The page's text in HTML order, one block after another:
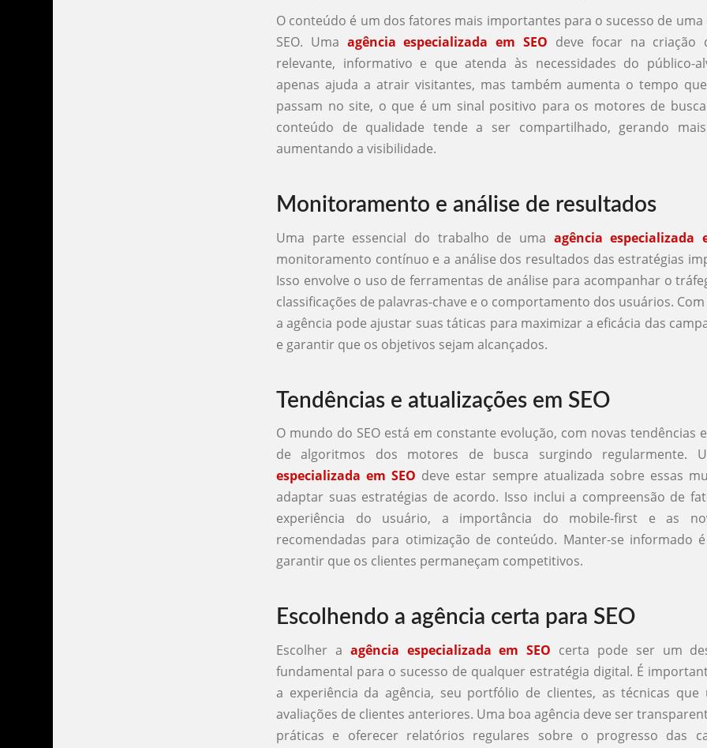
O conteúdo é um dos fatores mais importantes para o sucesso de uma
SEO. Uma agência especializada em SEO deve focar na criação
relevante, informativo e que atenda às necessidades do público-
apenas ajuda a atrair visitantes, mas também aumenta o tempo
passam no site, o que é um sinal positivo para os motores de
conteúdo de qualidade tende a ser compartilhado, gerando
aumentando a visibilidade.
Monitoramento e análise de resultados
Uma parte essencial do trabalho de uma agência especializada
monitoramento contínuo e a análise dos resultados das estratégias
Isso envolve o uso de ferramentas de análise para acompanhar o
classificações de palavras-chave e o comportamento dos usuários. Com
a agência pode ajustar suas táticas para maximizar a eficácia das
e garantir que os objetivos sejam alcançados.
Tendências e atualizações em SEO
O mundo do SEO está em constante evolução, com novas tendências
de algoritmos dos motores de busca surgindo regularmente.
especializada em SEO deve estar sempre atualizada sobre essas
adaptar suas estratégias de acordo. Isso inclui a compreensão de
experiência do usuário, a importância do mobile-first e as
recomendadas para otimização de conteúdo. Manter-se informado
garantir que os clientes permaneçam competitivos.
Escolhendo a agência certa para SEO
Escolher a agência especializada em SEO certa pode ser um
fundamental para o sucesso de qualquer estratégia digital. É
a experiência da agência, seu portfólio de clientes, as técnicas que
avaliações de clientes anteriores. Uma boa agência deve ser
práticas e oferecer relatórios regulares sobre o progresso das